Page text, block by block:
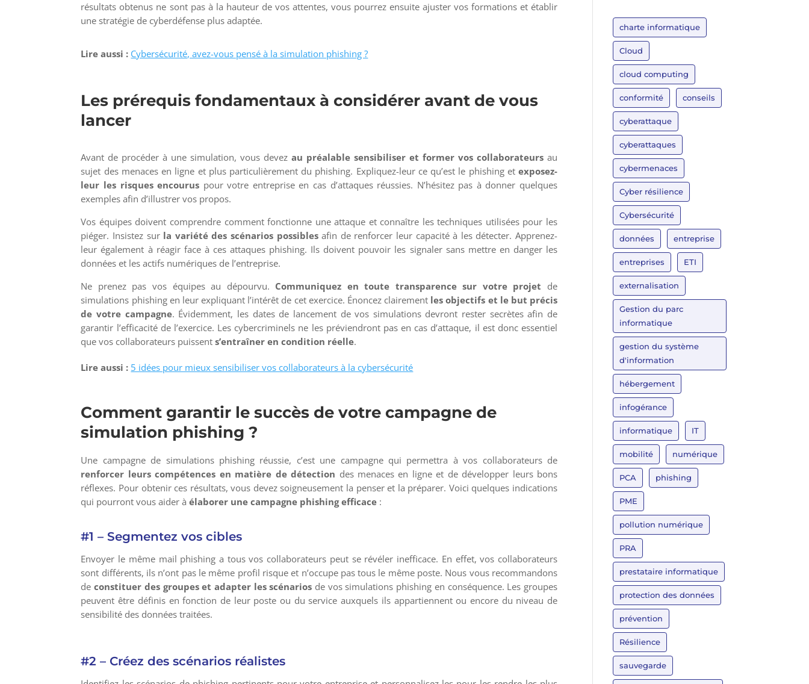
résultats obtenus ne sont pas à la hauteur de vos attentes, vous pourrez ensuite ajuster vos formations et établir
une stratégie de cyberdéfense plus adaptée.
Lire aussi : Cybersécurité, avez-vous pensé à la simulation phishing ?
Les prérequis fondamentaux à considérer avant de vous
lancer
Avant de procéder à une simulation, vous devezau préalable sensibiliser et former vos collaborateurs au
sujet des menaces en ligne et plus particulièrement du phishing. Expliquez-leur ce qu’est le phishing etexposez-
leur les risques encourus pour votre entreprise en cas d’attaques réussies. N’hésitez pas à donner quelques
exemples afin d’illustrer vos propos.
Vos équipes doivent comprendre comment fonctionne une attaque et connaître les techniques utilisées pour les
piéger. Insistez sur la variété des scénarios possiblesafin de renforcer leur capacité à les détecter. Apprenez-
leur également à réagir face à ces attaques phishing. Ils doivent pouvoir les signaler sans mettre en danger les
données et les actifs numériques de l’entreprise.
Ne prenez pas vos équipes au dépourvu. Communiquez en toute transparence sur votre projet de
simulations phishing en leur expliquant l’intérêt de cet exercice. Énoncez clairement les objectifs et le but précis
de votre campagne. Évidemment, les dates de lancement de vos simulations devront rester secrètes afin de
garantir l’efficacité de l’exercice. Les cybercriminels ne les préviendront pas en cas d’attaque, il est donc essentiel
que vos collaborateurs puissents’entraîner en condition réelle.
Lire aussi : 5 idées pour mieux sensibiliser vos collaborateurs à la cybersécurité
Comment garantir le succès de votre campagne de
simulation phishing ?
Une campagne de simulations phishing réussie, c’est une campagne qui permettra à vos collaborateurs de
renforcer leurs compétences en matière de détection des menaces en ligne et de développer leurs bons
réflexes. Pour obtenir ces résultats, vous devez soigneusement la penser et la préparer. Voici quelques indications
qui pourront vous aider àélaborer une campagne phishing efficace :
#1 – Segmentez vos cibles
Envoyer le même mail phishing a tous vos collaborateurs peut se révéler inefficace. En effet, vos collaborateurs
sont différents, ils n’ont pas le même profil risque et n’occupe pas tous le même poste. Nous vous recommandons
deconstituer des groupes et adapter les scénarios de vos simulations phishing en conséquence. Les groupes
peuvent être définis en fonction de leur poste ou du service auxquels ils appartiennent ou encore du niveau de
sensibilité des données traitées.
#2 – Créez des scénarios réalistes
charte informatique
Cloud
cloud computing
conformité conseils
cyberattaque
cyberattaques
cybermenaces
Cyber résilience
Cybersécurité
données entreprise
entreprises ETI
externalisation
Gestion du parc
informatique
gestion du système
d'information
hébergement
infogérance
informatique IT
mobilité numérique
PCA phishing
PME
pollution numérique
PRA
prestataire informatique
protection des données
prévention
Résilience
sauvegarde